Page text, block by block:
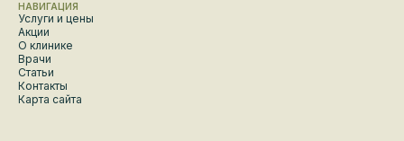
НАВИГАЦИЯ
Услуги и цены
Акции
О клинике
Врачи
Статьи
Контакты
Карта сайта